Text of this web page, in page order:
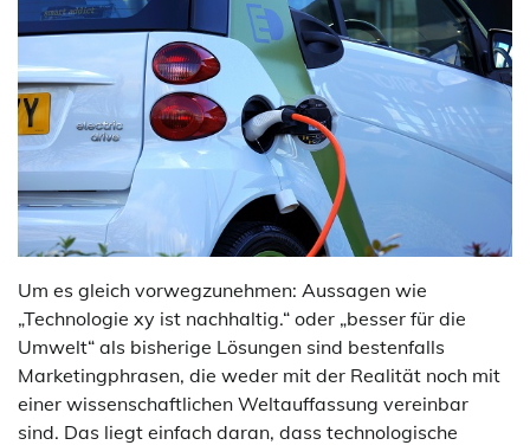
Um es gleich vorwegzunehmen: Aussagen wie
„Technologie xy ist nachhaltig.“ oder „besser für die
Umwelt“ als bisherige Lösungen sind bestenfalls
Marketingphrasen, die weder mit der Realität noch mit
einer wissenschaftlichen Weltauffassung vereinbar
sind. Das liegt einfach daran, dass technologische